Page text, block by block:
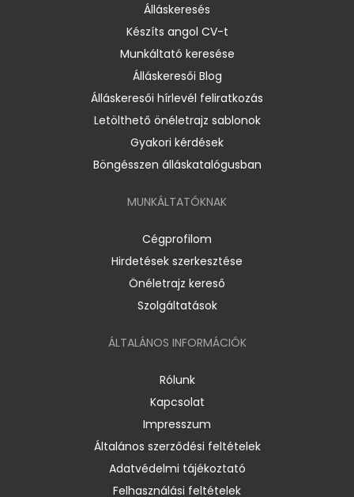
Álláskeresés
Készíts angol CV-t
Munkáltató keresése
Álláskeresői Blog
Álláskeresői hírlevél feliratkozás
Letölthető önéletrajz sablonok
Gyakori kérdések
Böngésszen álláskatalógusban
MUNKÁLTATÓKNAK
Cégprofilom
Hirdetések szerkesztése
Önéletrajz kereső
Szolgáltatások
ÁLTALÁNOS INFORMÁCIÓK
Rólunk
Kapcsolat
Impresszum
Általános szerződési feltételek
Adatvédelmi tájékoztató
Felhasználási feltételek